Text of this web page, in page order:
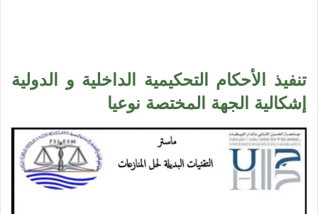
تنفيذ الأحكام التحكيمية الداخلية و الدولية
إشكالية الجهة المختصة نوعيا